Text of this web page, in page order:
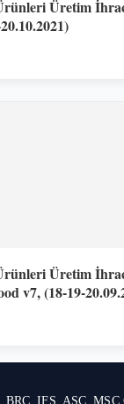
Üretim
Üretim
v7, (18-19-